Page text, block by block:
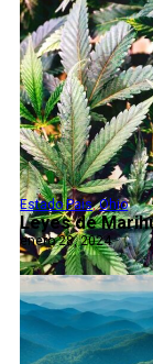
Leyes de
Estado Pais,Ohio
enero 28, 2024